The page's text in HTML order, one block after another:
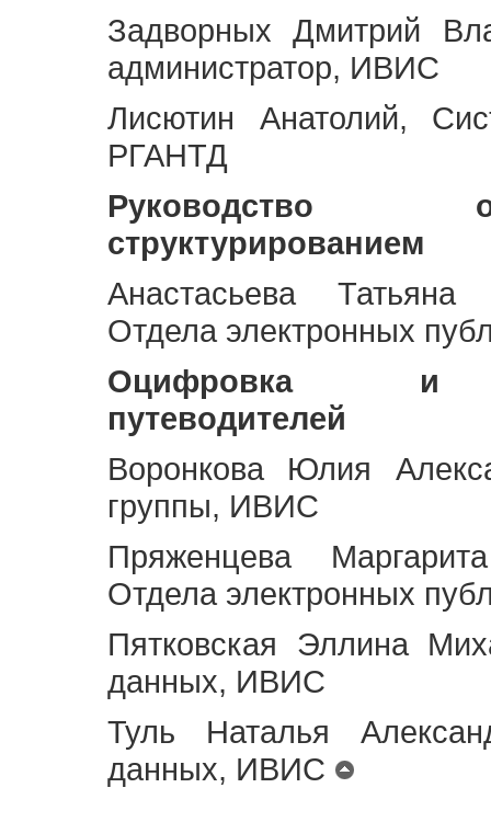
Задворных Дмитрий
администратор, ИВИС
Лисютин Анатолий,
РГАНТД
Руководство
структурированием
Анастасьева Татьяна
Отдела электронных
Оцифровка и
путеводителей
Воронкова Юлия
группы, ИВИС
Пряженцева
Отдела электронных
Пятковская Эллина
данных, ИВИС
Туль Наталья
данных, ИВИС